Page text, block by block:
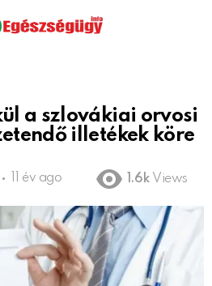
a szlovákiai orvosi
illetékek köre
11 év ago 1.6k Views